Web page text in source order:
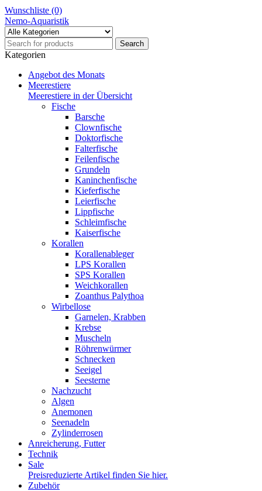
Wunschliste (0)
Nemo-Aquaristik
Kategorien
Angebot des Monats
Meerestiere
Meerestiere in der Übersicht
Fische
Barsche
Clownfische
Doktorfische
Falterfische
Feilenfische
Grundeln
Kaninchenfische
Kieferfische
Leierfische
Lippfische
Schleimfische
Kaiserfische
Korallen
Korallenableger
LPS Korallen
SPS Korallen
Weichkorallen
Zoanthus Palythoa
Wirbellose
Garnelen, Krabben
Krebse
Muscheln
Röhrenwürmer
Schnecken
Seeigel
Seesterne
Nachzucht
Algen
Anemonen
Seenadeln
Zylinderrosen
Anreicherung, Futter
Technik
Sale
Preisreduzierte Artikel finden Sie hier.
Zubehör